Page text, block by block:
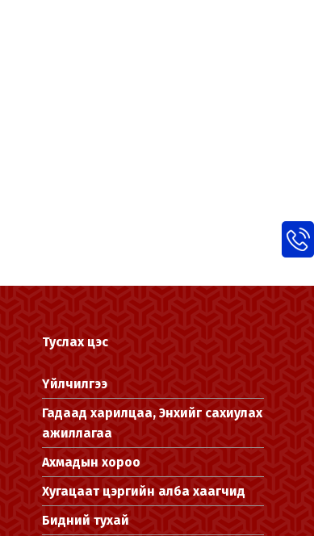
Туслах цэс
Үйлчилгээ
Гадаад харилцаа, Энхийг сахиулах
ажиллагаа
Ахмадын хороо
Хугацаат цэргийн алба хаагчид
Бидний тухай